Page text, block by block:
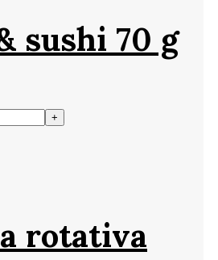
sushi 70 g
rotativa